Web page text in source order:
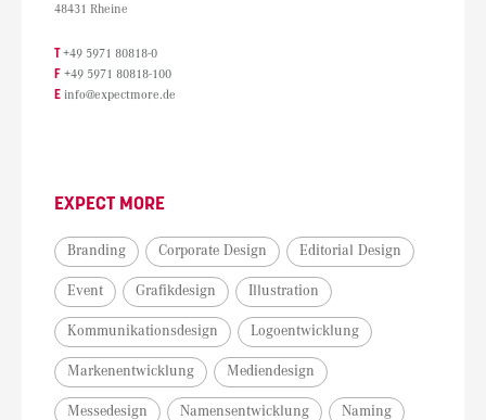
48431 Rheine
T +49 5971 80818-0
F +49 5971 80818-100
E info@expectmore.de
EXPECT MORE
Branding Corporate Design Editorial Design
Event Grafikdesign Illustration
Kommunikationsdesign Logoentwicklung
Markenentwicklung Mediendesign
Messedesign Namensentwicklung Naming